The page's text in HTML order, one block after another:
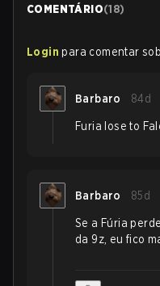
COMENTÁRIO(18)
Login para comentar
Barbaro 84d
Furia lose to
Barbaro 85d
Se a Fúria
da 9z, eu fico